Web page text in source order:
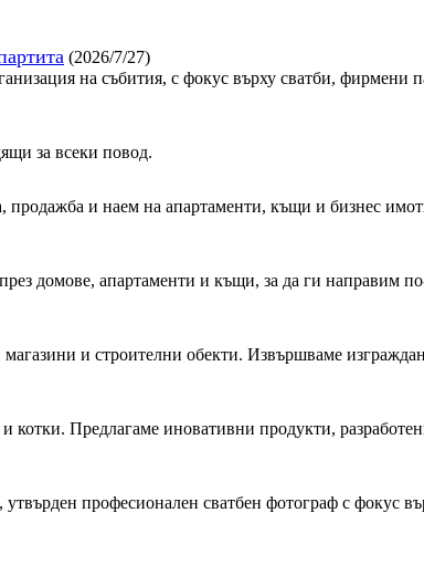
(2026/7/27)
на събития, с фокус върху сватби,
за всеки повод.
и наем на апартаменти, къщи и бизнес
домове, апартаменти и къщи, за да ги направим
и строителни обекти. Извършваме
котки. Предлагаме иновативни продукти,
професионален сватбен фотограф с фокус